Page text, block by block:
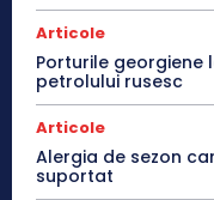
Articole
Porturile georgiene
petrolului rusesc
Articole
Alergia de sezon
suportat